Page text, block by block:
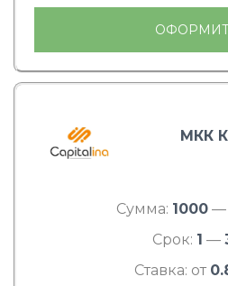
МКК
Сумма: 1000 —
Срок: 1 —
Ставка: от